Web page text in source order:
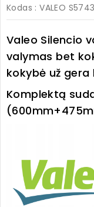
Kodas : VALEO
Valeo Silencio
valymas bet
kokybė už gera
Komplektą